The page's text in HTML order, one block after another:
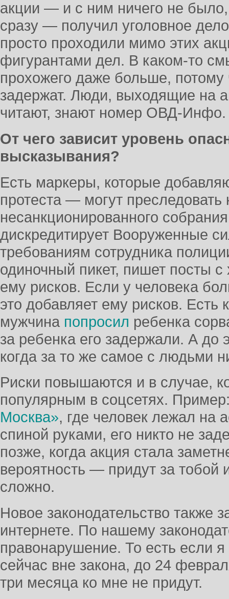
акции — и с ним ничего не
сразу — получил уголовное
просто проходили мимо этих
фигурантами дел. В каком-то
прохожего даже больше, потому
задержат. Люди, выходящие на
читают, знают номер ОВД-Инфо.
От чего зависит уровень
высказывания?
Есть маркеры, которые
протеста — могут преследовать
несанкционированного
дискредитирует Вооруженные
требованиям сотрудника
одиночный пикет, пишет посты
ему рисков. Если у человека
это добавляет ему рисков. Есть
мужчина попросил ребенка
за ребенка его задержали. А до
когда за то же самое с людьми
Риски повышаются и в случае,
популярным в соцсетях.
Москва», где человек лежал на
спиной руками, его никто не
позже, когда акция стала
вероятность — придут за тобой
сложно.
Новое законодательство также
интернете. По нашему
правонарушение. То есть если
сейчас вне закона, до 24
три месяца ко мне не придут.